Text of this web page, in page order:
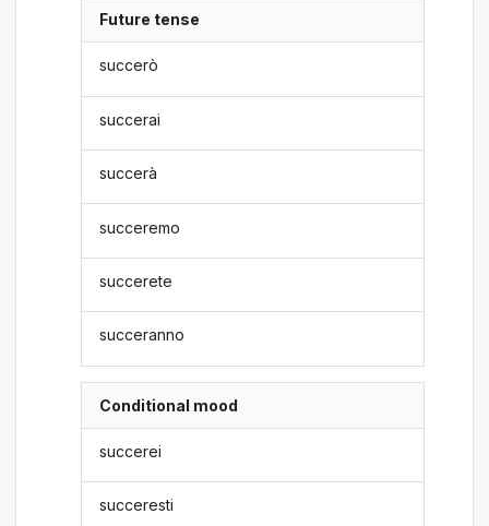
Future tense
succerò
succerai
succerà
succeremo
succerete
succeranno
Conditional mood
succerei
succeresti